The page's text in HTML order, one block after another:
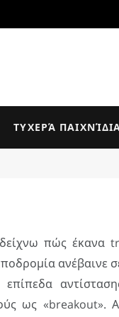
ΤΥΧΕΡΆ
πώς έκανα
ανέβαινε
ως «breakout».